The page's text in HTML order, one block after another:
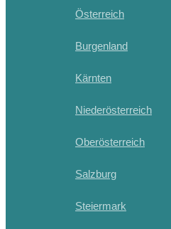
Österreich
Burgenland
Kärnten
Niederösterreich
Oberösterreich
Salzburg
Steiermark